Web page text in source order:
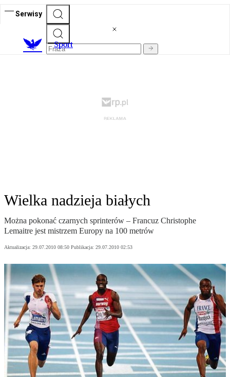
Serwisy
Sport
Wielka nadzieja białych
Można pokonać czarnych sprinterów – Francuz Christophe
Lemaitre jest mistrzem Europy na 100 metrów
Aktualizacja: 29.07.2010 08:50 Publikacja: 29.07.2010 02:53